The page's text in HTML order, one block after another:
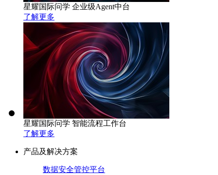
星耀国际问学 企业级Agent中台
了解更多
星耀国际问学 智能流程工作台
了解更多
产品及解决方案
数据安全管控平台